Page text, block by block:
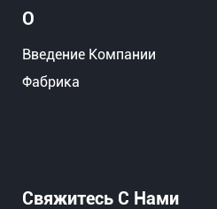
О
Введение Компании
Фабрика
Свяжитесь С Нами